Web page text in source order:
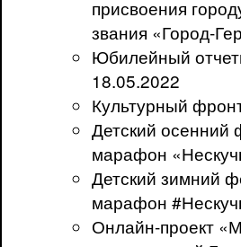
присвоения
звания «Город-
Юбилейный
18.05.2022
Культурный
Детский осенний
марафон
Детский зимний
марафон
Онлайн-проект